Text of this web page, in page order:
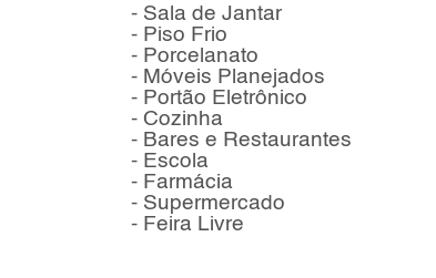
- Sala de Jantar
- Piso Frio
- Porcelanato
- Móveis Planejados
- Portão Eletrônico
- Cozinha
- Bares e Restaurantes
- Escola
- Farmácia
- Supermercado
- Feira Livre